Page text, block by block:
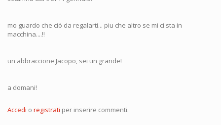
mo guardo che ciò da regalarti... piu che altro se mi ci sta in
macchina....!!
un abbraccione Jacopo, sei un grande!
a domani!
Accedi o registrati per inserire commenti.